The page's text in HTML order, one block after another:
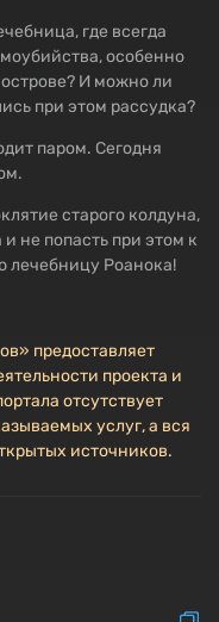
где всегда
особенно
И можно ли
при этом рассудка?
паром. Сегодня
старого колдуна,
не попасть при этом к
лечебницу Роанока!
предоставляет
проекта и
отсутствует
услуг, а вся
источников.